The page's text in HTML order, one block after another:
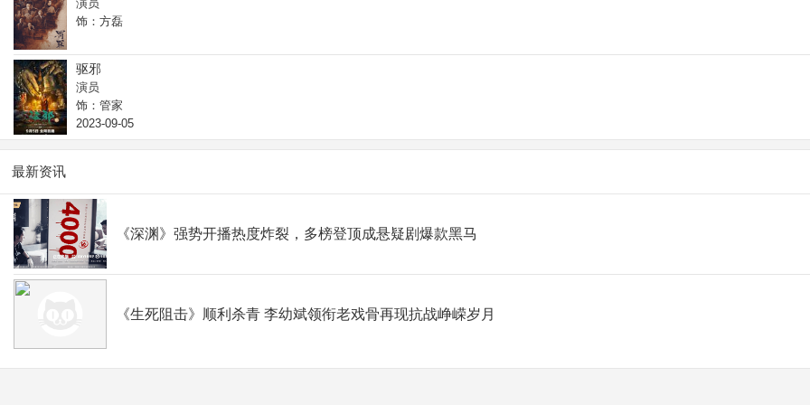
演员
饰：方磊
驱邪
演员
饰：管家
2023-09-05
最新资讯
《深渊》强势开播热度炸裂，多榜登顶成悬疑剧爆款黑马
《生死阻击》顺利杀青 李幼斌领衔老戏骨再现抗战峥嵘岁月